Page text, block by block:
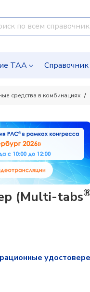
ТАА
средства в комбинациях
(Multi-tabs®